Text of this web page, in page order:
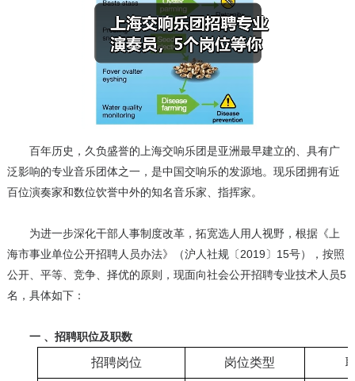
百年历史，久负盛誉的上海交响乐团是亚洲最早建立的、具有广
泛影响的专业音乐团体之一，是中国交响乐的发源地。现乐团拥有近
百位演奏家和数位饮誉中外的知名音乐家、指挥家。
为进一步深化干部人事制度改革，拓宽选人用人视野，根据《上
海市事业单位公开招聘人员办法》（沪人社规〔2019〕15号），按照
公开、平等、竞争、择优的原则，现面向社会公开招聘专业技术人员5
名，具体如下：
一 、招聘职位及职数
招聘岗位 岗位类型